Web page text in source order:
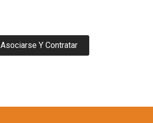
Asociarse Y Contratar